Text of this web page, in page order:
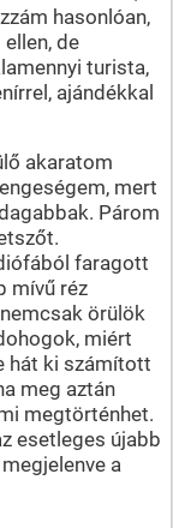
hasonlóan,
de
turista,
ajándékkal
akaratom
mert
Párom
faragott
mívű réz
örülök
miért
hát ki számított
meg aztán
megtörténhet.
esetleges újabb
a